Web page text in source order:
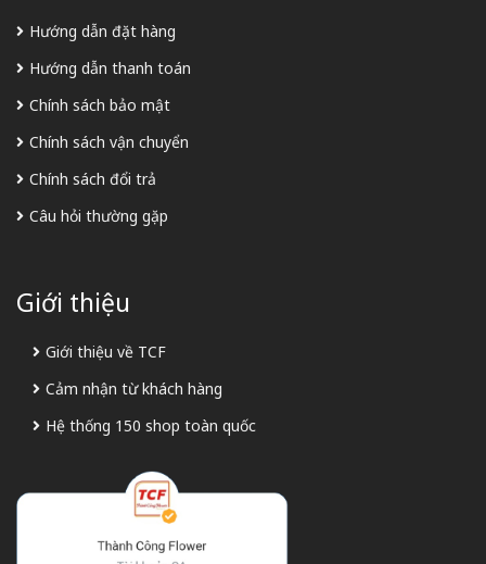
Hướng dẫn đặt hàng
Hướng dẫn thanh toán
Chính sách bảo mật
Chính sách vận chuyển
Chính sách đổi trả
Câu hỏi thường gặp
Giới thiệu
Giới thiệu về TCF
Cảm nhận từ khách hàng
Hệ thống 150 shop toàn quốc